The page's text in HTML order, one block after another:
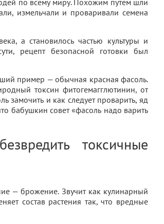
по всему миру. Похожим путём шли
измельчали и проваривали семена
а становилось частью культуры и
рецепт безопасной готовки был
пример — обычная красная фасоль.
токсин фитогемагглютинин, от
замочить и как следует проварить, яд
бабушкин совет «фасоль надо варить
токсичные
— брожение. Звучит как кулинарный
состав растения так, что вредные